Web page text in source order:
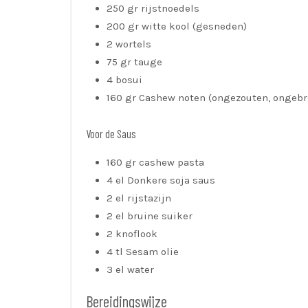
250 gr rijstnoedels
200 gr witte kool (gesneden)
2 wortels
75 gr tauge
4 bosui
160 gr Cashew noten (ongezouten,
Voor de Saus
160 gr cashew pasta
4 el Donkere soja saus
2 el rijstazijn
2 el bruine suiker
2 knoflook
4 tl Sesam olie
3 el water
Bereidingswijze